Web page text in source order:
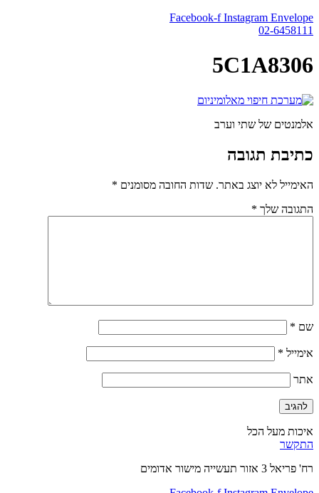
Facebook-f Instagram Envelope
02-6458111
5C1A8306
אלמנטים של שתי וערב
כתיבת תגובה
האימייל לא יוצג באתר. שדות החובה מסומנים *
התגובה שלך *
שם *
אימייל *
אתר
איכות מעל הכל
התקשר
רח' פריאל 3 אזור תעשייה מישור אדומים